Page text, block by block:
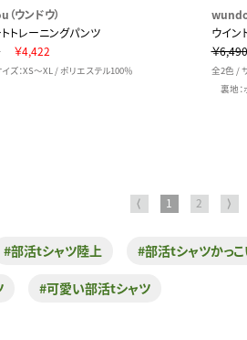
ウンドウ）
トトレーニングパンツ
￥4,422
ズ：XS～XL / ポリエステル100％
ウイン
￥6,490
全2色 /
裏地：
⟨ 1 2 ⟩
#部活tシャツ陸上 #部活tシャツかっ
#可愛い部活tシャツ